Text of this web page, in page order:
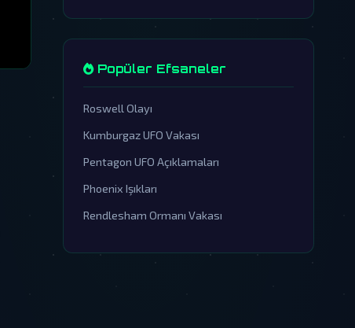
Popüler Efsaneler
Roswell Olayı
Kumburgaz UFO Vakası
Pentagon UFO Açıklamaları
Phoenix Işıkları
Rendlesham Ormanı Vakası